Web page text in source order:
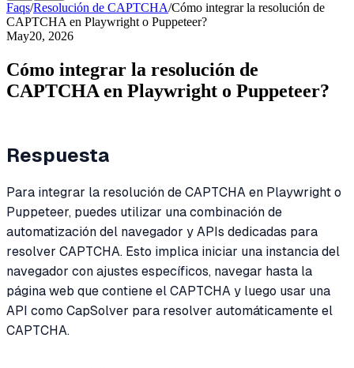
Faqs/Resolución de CAPTCHA/Cómo integrar la resolución de
CAPTCHA en Playwright o Puppeteer?
May20, 2026
Cómo integrar la resolución de
CAPTCHA en Playwright o Puppeteer?
Respuesta
Para integrar la resolución de CAPTCHA en Playwright o
Puppeteer, puedes utilizar una combinación de
automatización del navegador y APIs dedicadas para
resolver CAPTCHA. Esto implica iniciar una instancia del
navegador con ajustes específicos, navegar hasta la
página web que contiene el CAPTCHA y luego usar una
API como CapSolver para resolver automáticamente el
CAPTCHA.